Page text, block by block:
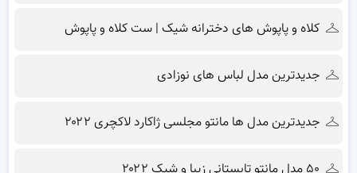
کلاه و پاپوش های دخترانه شیک | ست کلاه و پاپوش
جدیدترین مدل لباس های نوزادی
جدیدترین مدل ها مانتو مجلسی ژاکارد لاکچری ۲۰۲۲